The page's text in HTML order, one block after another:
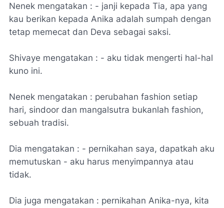
Nenek mengatakan : - janji kepada Tia, apa yang
kau berikan kepada Anika adalah sumpah dengan
tetap memecat dan Deva sebagai saksi.
Shivaye mengatakan : - aku tidak mengerti hal-hal
kuno ini.
Nenek mengatakan : perubahan fashion setiap
hari, sindoor dan mangalsutra bukanlah fashion,
sebuah tradisi.
Dia mengatakan : - pernikahan saya, dapatkah aku
memutuskan - aku harus menyimpannya atau
tidak.
Dia juga mengatakan : pernikahan Anika-nya, kita